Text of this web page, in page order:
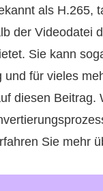
als H.265,
der Videodatei
Sie kann
für vieles
diesen
Sie mehr